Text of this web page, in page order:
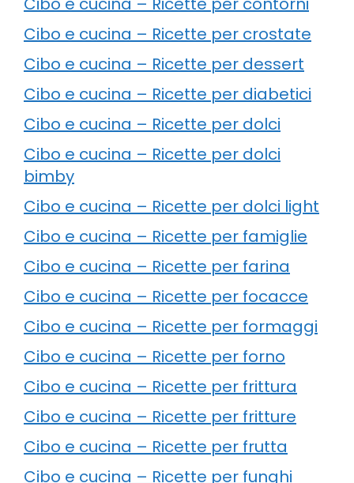
Cibo e cucina – Ricette per crostate
Cibo e cucina – Ricette per dessert
Cibo e cucina – Ricette per diabetici
Cibo e cucina – Ricette per dolci
Cibo e cucina – Ricette per dolci
bimby
Cibo e cucina – Ricette per dolci light
Cibo e cucina – Ricette per famiglie
Cibo e cucina – Ricette per farina
Cibo e cucina – Ricette per focacce
Cibo e cucina – Ricette per formaggi
Cibo e cucina – Ricette per forno
Cibo e cucina – Ricette per frittura
Cibo e cucina – Ricette per fritture
Cibo e cucina – Ricette per frutta
Cibo e cucina – Ricette per funghi